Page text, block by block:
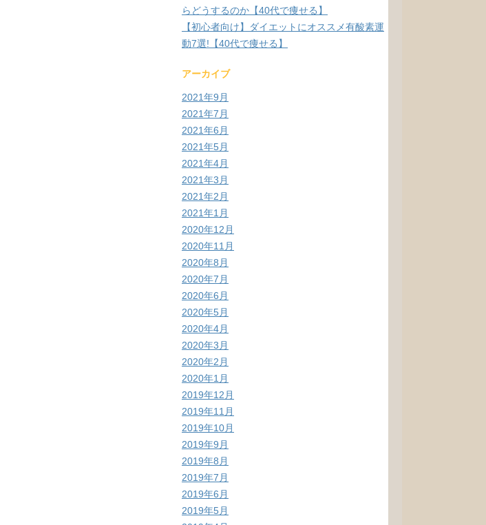
らどうするのか【40代で痩せる】
【初心者向け】ダイエットにオススメ有酸素運
動7選!【40代で痩せる】
アーカイブ
2021年9月
2021年7月
2021年6月
2021年5月
2021年4月
2021年3月
2021年2月
2021年1月
2020年12月
2020年11月
2020年8月
2020年7月
2020年6月
2020年5月
2020年4月
2020年3月
2020年2月
2020年1月
2019年12月
2019年11月
2019年10月
2019年9月
2019年8月
2019年7月
2019年6月
2019年5月